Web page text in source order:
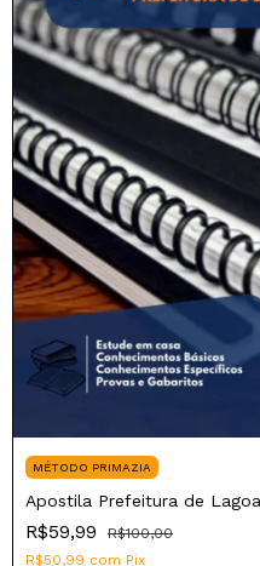
MÉTODO PRIMAZIA
Apostila Prefeitura de
R$59,99
R$100,00
R$50,99 com Pix